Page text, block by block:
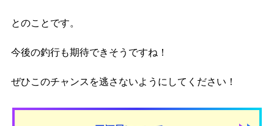
とのことです。
今後の釣行も期待できそうですね！
ぜひこのチャンスを逃さないようにしてください！